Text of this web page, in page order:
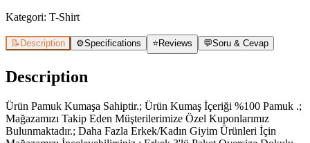
Kategori: T-Shirt
📝 Description ⚙️Specifications ⭐Reviews 💬Soru & Cevap
Description
Ürün Pamuk Kumaşa Sahiptir.; Ürün Kumaş İçeriği %100 Pamuk .;
Mağazamızı Takip Eden Müşterilerimize Özel Kuponlarımız
Bulunmaktadır.; Daha Fazla Erkek/Kadın Giyim Ürünleri İçin